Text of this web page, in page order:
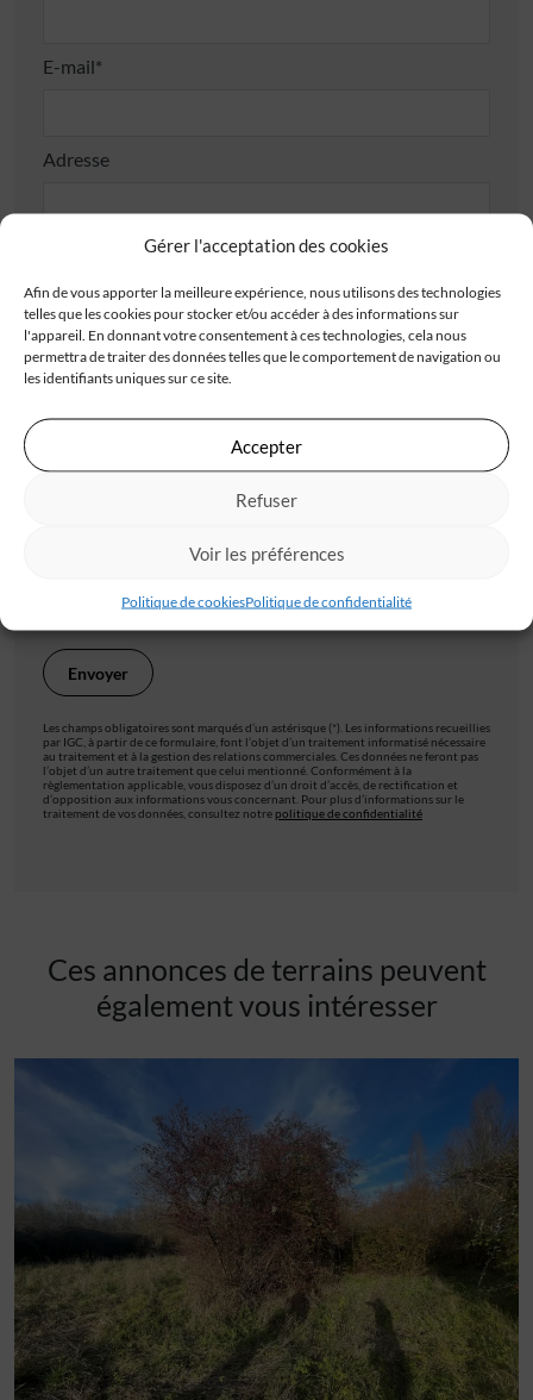
Gérer l'acceptation des cookies
Afin de vous apporter la meilleure expérience, nous utilisons des technologies
telles que les cookies pour stocker et/ou accéder à des informations sur
l'appareil. En donnant votre consentement à ces technologies, cela nous
permettra de traiter des données telles que le comportement de navigation ou
les identifiants uniques sur ce site.
Accepter
Refuser
Voir les préférences
Politique de cookiesPolitique de confidentialité
E-mail*
Adresse
Code postal*
Ville*
confidentialité.
Les champs obligatoires sont marqués d’un astérisque (*). Les informations recueillies
par IGC, à partir de ce formulaire, font l’objet d’un traitement informatisé nécessaire
au traitement et à la gestion des relations commerciales. Ces données ne feront pas
l’objet d’un autre traitement que celui mentionné. Conformément à la
règlementation applicable, vous disposez d’un droit d’accès, de rectification et
d’opposition aux informations vous concernant. Pour plus d’informations sur le
traitement de vos données, consultez notre politique de confidentialité
Ces annonces de terrains peuvent
également vous intéresser